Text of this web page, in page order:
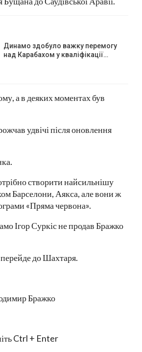
Динамо здобуло важку перемогу
над Карабахом у кваліфікації…
а в деяких моментах був
удвічі після оновлення
створити найсильнішу
Барселони, Аякса, але вони ж
«Пряма червона».
Ігор Суркіс не продав Бражко
до Шахтаря.
Бражко
Ctrl + Enter